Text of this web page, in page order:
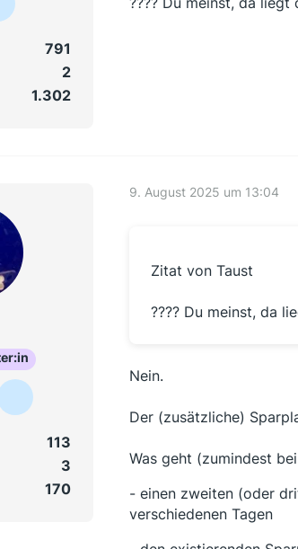
791
2
1.302
113
3
170
9. August 2025 um 13:04
Zitat von Taust
???? Du meinst, da
Nein.
Der (zusätzliche)
Was geht (zumindest
- einen zweiten (oder
verschiedenen Tagen